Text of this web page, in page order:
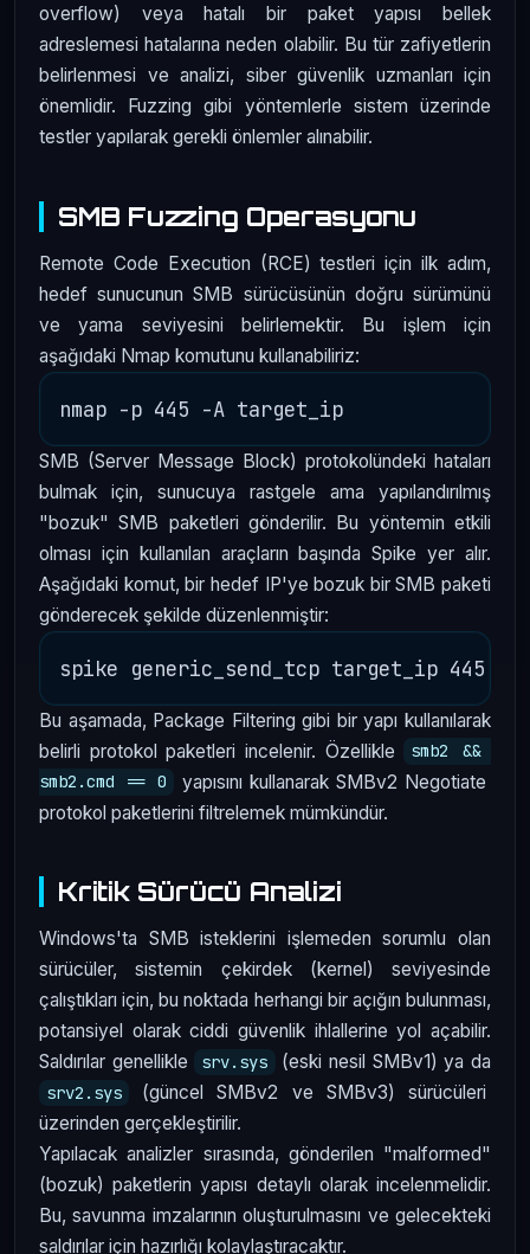
overflow) veya hatalı bir paket yapısı bellek
adreslemesi hatalarına neden olabilir. Bu tür zafiyetlerin
belirlenmesi ve analizi, siber güvenlik uzmanları için
önemlidir. Fuzzing gibi yöntemlerle sistem üzerinde
testler yapılarak gerekli önlemler alınabilir.
SMB Fuzzing Operasyonu
Remote Code Execution (RCE) testleri için ilk adım,
hedef sunucunun SMB sürücüsünün doğru sürümünü
ve yama seviyesini belirlemektir. Bu işlem için
aşağıdaki Nmap komutunu kullanabiliriz:
SMB (Server Message Block) protokolündeki hataları
bulmak için, sunucuya rastgele ama yapılandırılmış
"bozuk" SMB paketleri gönderilir. Bu yöntemin etkili
olması için kullanılan araçların başında Spike yer alır.
Aşağıdaki komut, bir hedef IP'ye bozuk bir SMB paketi
gönderecek şekilde düzenlenmiştir:
Bu aşamada, Package Filtering gibi bir yapı kullanılarak
belirli protokol paketleri incelenir. Özellikle
smb2 &&
smb2.cmd == 0
yapısını kullanarak SMBv2 Negotiate
protokol paketlerini filtrelemek mümkündür.
Kritik Sürücü Analizi
Windows'ta SMB isteklerini işlemeden sorumlu olan
sürücüler, sistemin çekirdek (kernel) seviyesinde
çalıştıkları için, bu noktada herhangi bir açığın bulunması,
potansiyel olarak ciddi güvenlik ihlallerine yol açabilir.
Saldırılar genellikle
srv.sys (eski nesil SMBv1) ya da
srv2.sys
(güncel SMBv2 ve SMBv3) sürücüleri
üzerinden gerçekleştirilir.
Yapılacak analizler sırasında, gönderilen "malformed"
(bozuk) paketlerin yapısı detaylı olarak incelenmelidir.
Bu, savunma imzalarının oluşturulmasını ve gelecekteki
saldırılar için hazırlığı kolaylaştıracaktır.